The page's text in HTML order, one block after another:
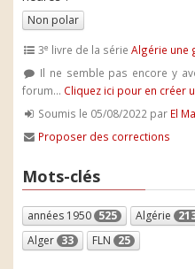
Non polar
3e livre de la sérieAlgérie une
Il ne semble pas encore y
forum... Cliquez ici pour en créer
Soumis le 05/08/2022 par El
Proposer des corrections
Mots-clés
années 1950 525 Algérie
Alger 33 FLN 25